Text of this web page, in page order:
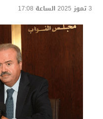
3 تموز 2025 الساعة 17:08